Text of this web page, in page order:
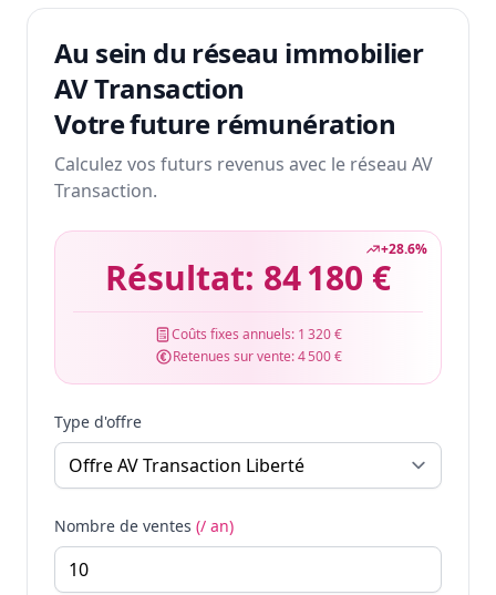
Au sein du réseau immobilier
AV Transaction
Votre future rémunération
Calculez vos futurs revenus avec le réseau AV
Transaction.
+28.6%
Résultat: 84 180 €
Coûts fixes annuels: 1 320 €
Retenues sur vente:4 500 €
Type d'offre
Nombre de ventes (/ an)